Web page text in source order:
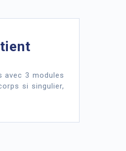
avec 3 modules
si singulier,